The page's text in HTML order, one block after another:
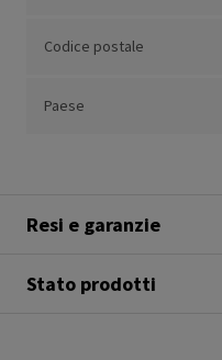
Codice postale
Paese
Resi e garanzie
Stato prodotti